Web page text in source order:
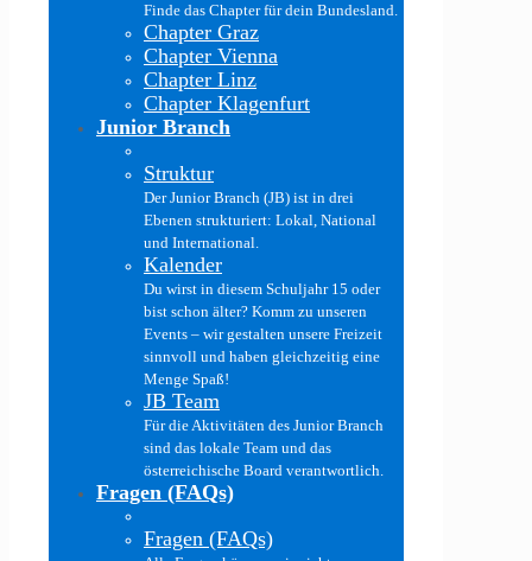
Finde das Chapter für dein Bundesland.
Chapter Graz
Chapter Vienna
Chapter Linz
Chapter Klagenfurt
Junior Branch
Struktur
Der Junior Branch (JB) ist in drei
Ebenen strukturiert: Lokal, National
und International.
Kalender
Du wirst in diesem Schuljahr 15 oder
bist schon älter? Komm zu unseren
Events – wir gestalten unsere Freizeit
sinnvoll und haben gleichzeitig eine
Menge Spaß!
JB Team
Für die Aktivitäten des Junior Branch
sind das lokale Team und das
österreichische Board verantwortlich.
Fragen (FAQs)
Fragen (FAQs)